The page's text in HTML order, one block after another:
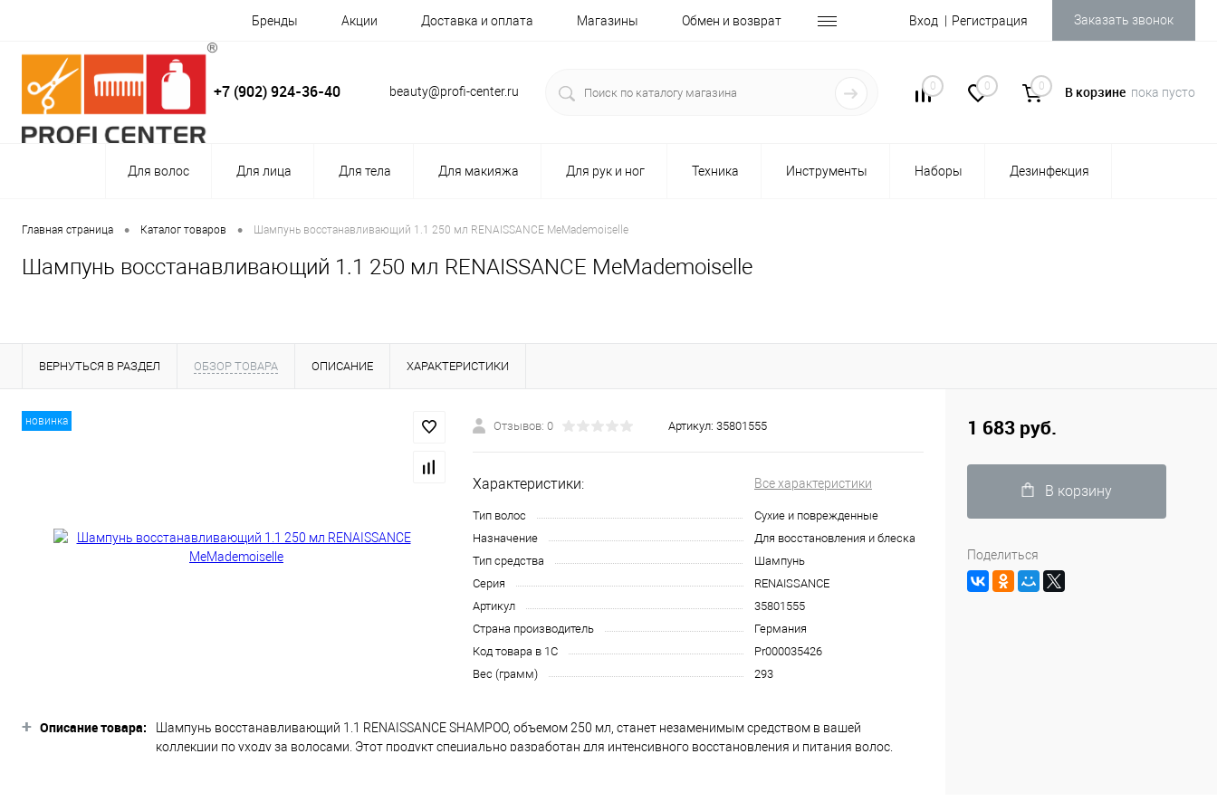
Бренды Акции Доставка и оплата Магазины Обмен и возврат Вход Регистрация Заказать звонок
+7 (902) 924-36-40 beauty@profi-center.ru 0 0 0 В корзине пока пусто
Для волос Для лица Для тела Для макияжа Для рук и ног Техника Инструменты Наборы Дезинфекция
Главная страница • Каталог товаров • Шампунь восстанавливающий 1.1 250 мл RENAISSANCE МeMademoiselle
Шампунь восстанавливающий 1.1 250 мл RENAISSANCE МeMademoiselle
ВЕРНУТЬСЯ В РАЗДЕЛ ОБЗОР ТОВАРА ОПИСАНИЕ ХАРАКТЕРИСТИКИ
новинка Отзывов: 0 Артикул: 35801555
Характеристики: Все характеристики
Тип волос
Сухие и поврежденные
Назначение
Для восстановления и блеска
Тип средства
Шампунь
Серия
RENAISSANCE
Артикул
35801555
Страна производитель
Германия
Код товара в 1С
Pr000035426
Вес (грамм)
293
+ Описание товара:
Шампунь восстанавливающий 1.1 RENAISSANCE SHAMPOO, объемом 250 мл, станет незаменимым средством в вашей
коллекции по уходу за волосами. Этот продукт специально разработан для интенсивного восстановления и питания волос.
1 683 руб.
В корзину
Поделиться